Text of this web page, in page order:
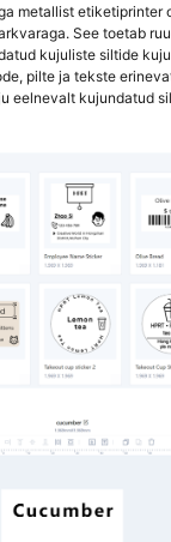
metallist etiketiprinter
See toetab
kujuliste siltide
pilte ja tekste
eelnevalt kujundatud